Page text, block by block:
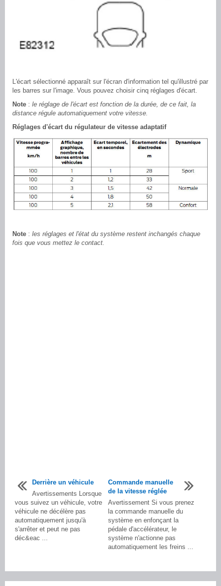
L'écart sélectionné apparaît sur l'écran d'information tel qu'illustré par
les barres sur l'image. Vous pouvez choisir cinq réglages d'écart.
Note : le réglage de l'écart est fonction de la durée, de ce fait, la
distance régule automatiquement votre vitesse.
Réglages d'écart du régulateur de vitesse adaptatif
Note : les réglages et l'état du système restent inchangés chaque
fois que vous mettez le contact.
Derrière un véhicule
Avertissements Lorsque
vous suivez un véhicule, votre
véhicule ne décélère pas
automatiquement jusqu'à
s'arrêter et peut ne pas
déc&eac ...
Commande manuelle
de la vitesse réglée
Avertissement Si vous prenez
la commande manuelle du
système en enfonçant la
pédale d'accélérateur, le
système n'actionne pas
automatiquement les freins ...